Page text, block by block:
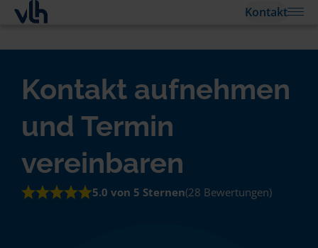
Kontakt
Kontakt aufnehmen
und Termin
vereinbaren
5.0 von 5 Sternen(28 Bewertungen)